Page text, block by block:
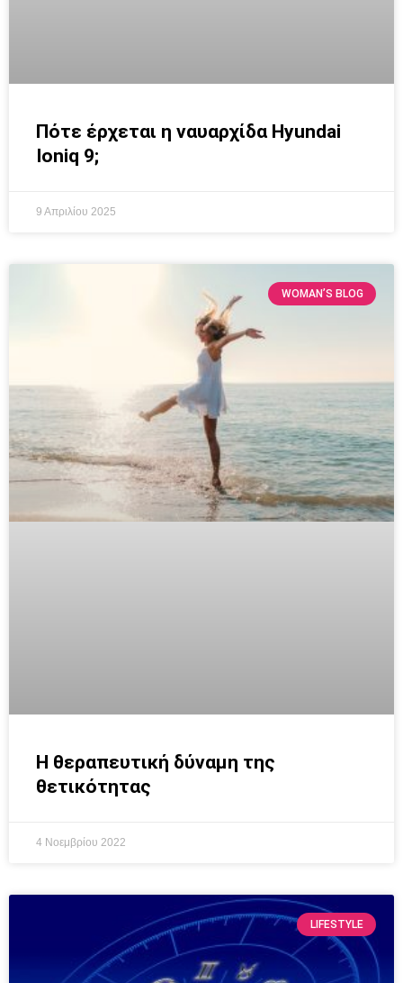
Πότε έρχεται η ναυαρχίδα Hyundai
Ioniq 9;
9 Απριλίου 2025
WOMAN’S BLOG
Η θεραπευτική δύναμη της
θετικότητας
4 Νοεμβρίου 2022
LIFESTYLE